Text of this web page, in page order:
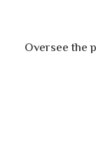
Oversee the